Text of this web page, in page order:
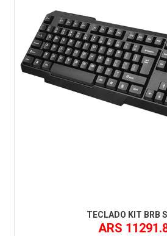
TECLADO KIT BRB
ARS